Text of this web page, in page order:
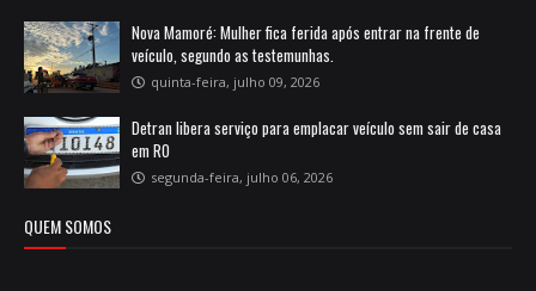
Nova Mamoré: Mulher fica ferida após entrar na frente de
veículo, segundo as testemunhas.
quinta-feira, julho 09, 2026
Detran libera serviço para emplacar veículo sem sair de casa
em RO
segunda-feira, julho 06, 2026
QUEM SOMOS